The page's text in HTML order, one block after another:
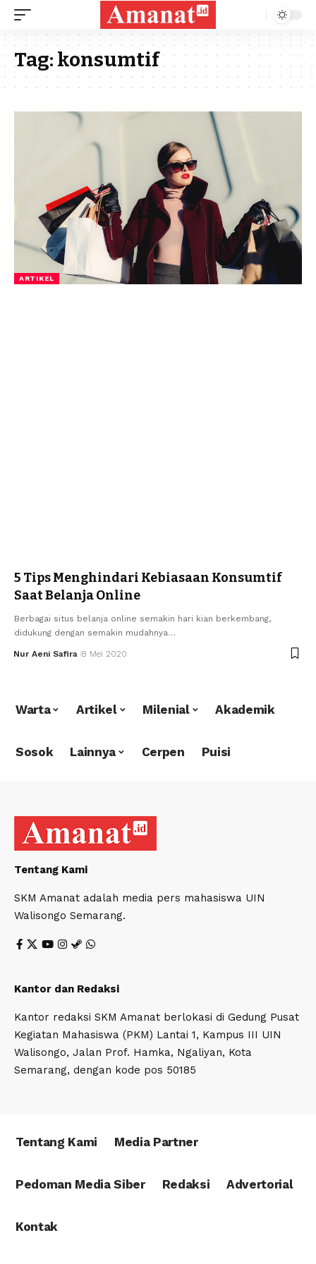
Tag:konsumtif
ARTIKEL
5 Tips Menghindari Kebiasaan Konsumtif
Saat Belanja Online
Berbagai situs belanja online semakin hari kian berkembang,
didukung dengan semakin mudahnya…
Nur Aeni Safira 8 Mei 2020
Warta Artikel Milenial Akademik
Sosok Lainnya Cerpen Puisi
Tentang Kami
SKM Amanat adalah media pers mahasiswa UIN
Walisongo Semarang.
Kantor dan Redaksi
Kantor redaksi SKM Amanat berlokasi di Gedung Pusat
Kegiatan Mahasiswa (PKM) Lantai 1, Kampus III UIN
Walisongo, Jalan Prof. Hamka, Ngaliyan, Kota
Semarang, dengan kode pos 50185
Tentang Kami Media Partner
Pedoman Media Siber Redaksi Advertorial
Kontak